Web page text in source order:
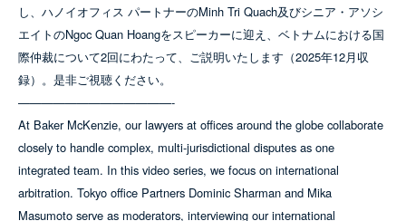
し、ハノイオフィス パートナーのMinh Tri Quach及びシニア・アソシ
エイトのNgoc Quan Hoangをスピーカーに迎え、ベトナムにおける国
際仲裁について2回にわたって、ご説明いたします（2025年12月収
録）。是非ご視聴ください。
—————————————-
At Baker McKenzie, our lawyers at offices around the globe collaborate
closely to handle complex, multi-jurisdictional disputes as one
integrated team. In this video series, we focus on international
arbitration. Tokyo office Partners Dominic Sharman and Mika
Masumoto serve as moderators, interviewing our international